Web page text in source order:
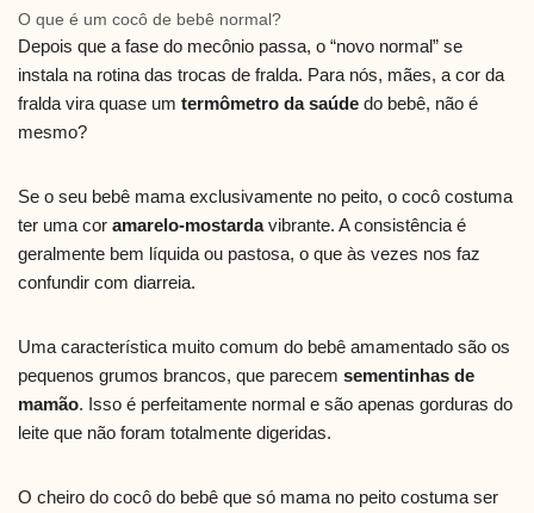
O que é um cocô de bebê normal?
Depois que a fase do mecônio passa, o “novo normal” se
instala na rotina das trocas de fralda. Para nós, mães, a cor da
fralda vira quase um termômetro da saúde do bebê, não é
mesmo?
Se o seu bebê mama exclusivamente no peito, o cocô costuma
ter uma cor amarelo-mostardavibrante. A consistência é
geralmente bem líquida ou pastosa, o que às vezes nos faz
confundir com diarreia.
Uma característica muito comum do bebê amamentado são os
pequenos grumos brancos, que parecem sementinhas de
mamão. Isso é perfeitamente normal e são apenas gorduras do
leite que não foram totalmente digeridas.
O cheiro do cocô do bebê que só mama no peito costuma ser